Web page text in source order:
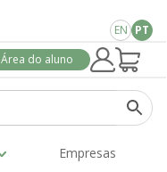
EN PT
Área do aluno
Empresas